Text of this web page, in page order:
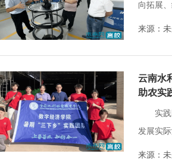
向拓展
来源：
云南水
助农实
实
发展实
来源：